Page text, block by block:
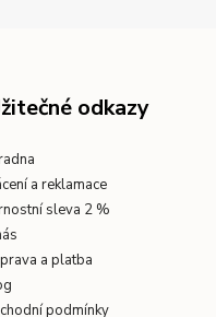
odkazy
a reklamace
sleva 2 %
a platba
podmínky